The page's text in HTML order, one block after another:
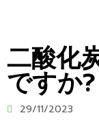
二酸化
ですか?
29/11/2023